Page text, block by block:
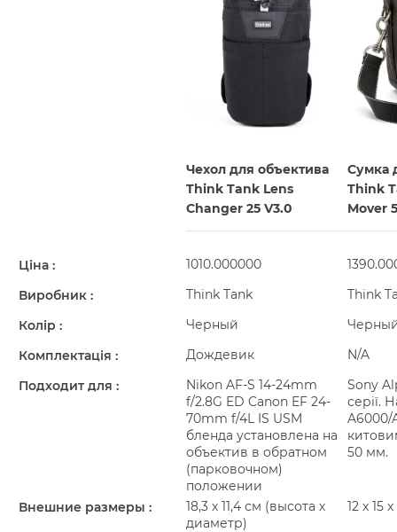
Ціна
Виробник
Колір
Комплектація
Подходит для
Внешние размеры
Чехол для объектива
Think Tank Lens
Changer 25 V3.0
1010.000000
Think Tank
Черный
Дождевик
Nikon AF-S 14-24mm
f/2.8G ED Canon EF 24-
70mm f/4L IS USM
бленда установлена на
объектив в обратном
(парковочном)
положении
18,3 х 11,4 см (высота х
диаметр)
Сумка
Think
Mover
Think
N/A
Sony
серії.
A6000/
50 мм.
12 x 15